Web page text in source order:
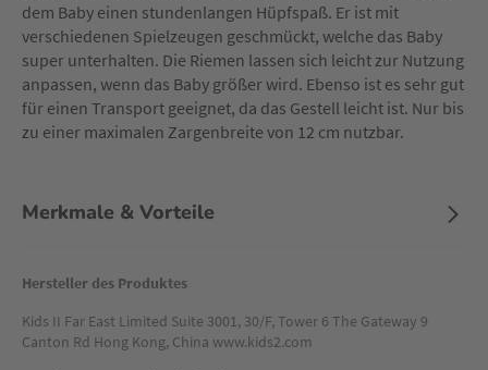
dem Baby einen stundenlangen Hüpfspaß. Er ist mit
verschiedenen Spielzeugen geschmückt, welche das Baby
super unterhalten. Die Riemen lassen sich leicht zur Nutzung
anpassen, wenn das Baby größer wird. Ebenso ist es sehr gut
für einen Transport geeignet, da das Gestell leicht ist. Nur bis
zu einer maximalen Zargenbreite von 12 cm nutzbar.
Merkmale & Vorteile
Hersteller des Produktes
Kids II Far East Limited Suite 3001, 30/F, Tower 6 The Gateway 9
Canton Rd Hong Kong, China www.kids2.com